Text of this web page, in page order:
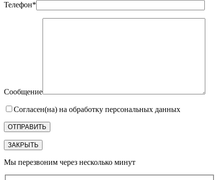
Телефон*
Сообщение
Согласен(на) на обработку персональных данных
ЗАКРЫТЬ
Мы перезвоним через несколько минут